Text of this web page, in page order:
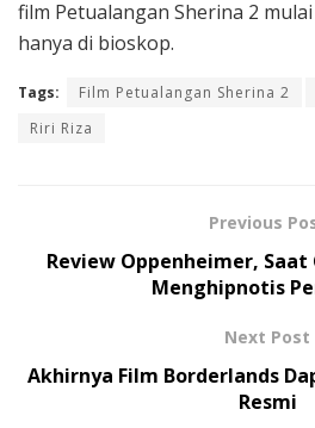
film Petualangan Sherina 2
hanya di bioskop.
Tags: Film Petualangan Sherina 2
Riri Riza
Previous
Review Oppenheimer,
Menghipnotis
Next Post
Akhirnya Film Borderlands
Resmi